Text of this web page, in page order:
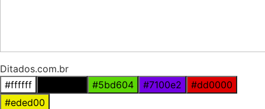
Ditados.com.br
#ffffff
#5bd604 #7100e2
#dd0000
#eded00